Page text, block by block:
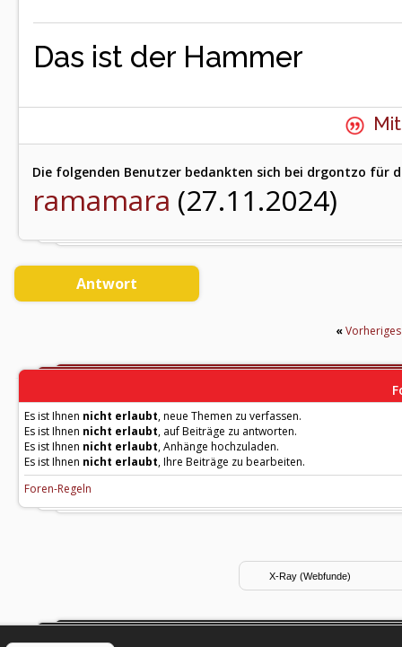
Das ist der Hammer
Die folgenden Benutzer bedankten sich bei drgontzo für
ramamara (27.11.2024)
Antwort
«
Es ist Ihnen nicht erlaubt, neue Themen zu verfassen.
Es ist Ihnen nicht erlaubt, auf Beiträge zu antworten.
Es ist Ihnen nicht erlaubt, Anhänge hochzuladen.
Es ist Ihnen nicht erlaubt, Ihre Beiträge zu bearbeiten.
Foren-Regeln